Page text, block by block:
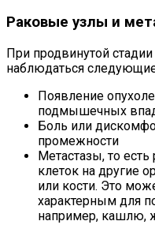
Раковые узлы и
При продвинутой
наблюдаться
Появление
подмышечных
Боль или
промежности
Метастазы, то
клеток на другие
или кости. Это
характерным для
например, кашлю,